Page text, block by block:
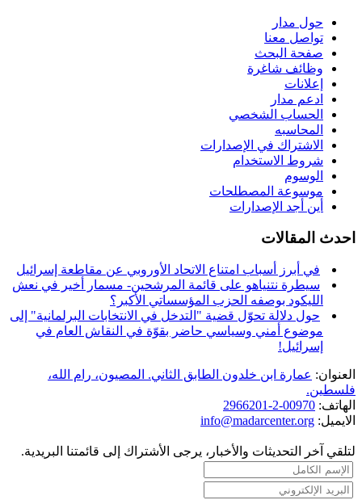
حول مدار
تواصل معنا
صفحة البحث
وظائف شاغرة
إعلانات
ادعم مدار
الحساب الشخصي
المحاسبه
الاشتراك في الإصدارات
شروط الاستخدام
الوسوم
موسوعة المصطلحات
أين أجد الإصدارات
احدث المقالات
في أبرز أسباب امتناع الاتحاد الأوروبي عن مقاطعة إسرائيل
سيطرة نتنياهو على قائمة المرشحين- مسمار أخير في نعش
الليكود بوصفه الحزب المؤسساتي الأكبر؟
حول دلالة تحوّل قضية "التدخل في الانتخابات البرلمانية" إلى
موضوع أمني وسياسي حاضر بقوّة في النقاش العام في
إسرائيل!
العنوان: عمارة ابن خلدون الطابق الثاني. المصيون، رام الله،
فلسطين.
الهاتف: 00970-2-2966201
الايميل: info@madarcenter.org
لتلقي آخر التحديثات والأخبار، يرجى الأشتراك إلى قائمتنا البريدية.